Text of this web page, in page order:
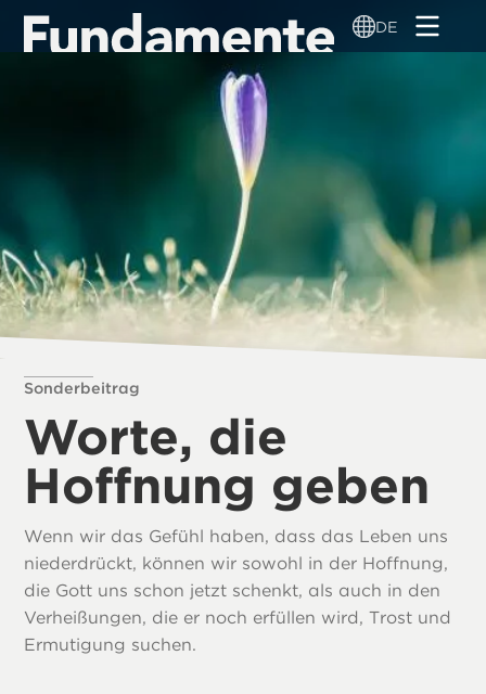
Direkt
zum
DE
Sonderbeitrag
Worte, die
Hoffnung geben
Wenn wir das Gefühl haben, dass das Leben uns
niederdrückt, können wir sowohl in der Hoffnung,
die Gott uns schon jetzt schenkt, als auch in den
Verheißungen, die er noch erfüllen wird, Trost und
Ermutigung suchen.